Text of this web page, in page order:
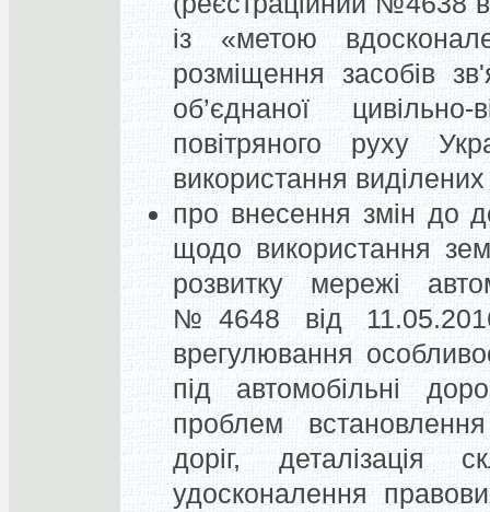
із «метою
розміщення засобів
об’єднаної цивільно-
повітряного руху
використання
про внесення змін до
щодо використання
розвитку мережі
№4648 від
врегулювання
під автомобільні
проблем
доріг, деталізація
удосконалення